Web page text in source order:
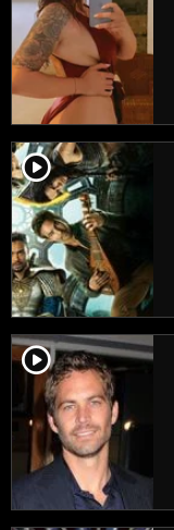
player2
player2